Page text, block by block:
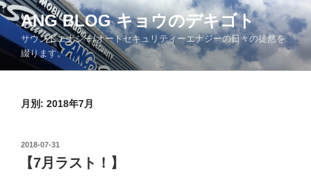
コ
ン
テ
ツ
ANG BLOG キョウのデキゴト
サウンドエナジー/オートセキュリティーエナジーの日々の徒然を
綴ります。
月別: 2018年7月
投
稿
日:
2018-07-31
【7月ラスト！】